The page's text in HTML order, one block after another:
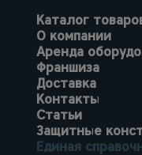
Каталог
О компании
Аренда
Франшиза
Доставка
Контакты
Статьи
Защитные
Единая